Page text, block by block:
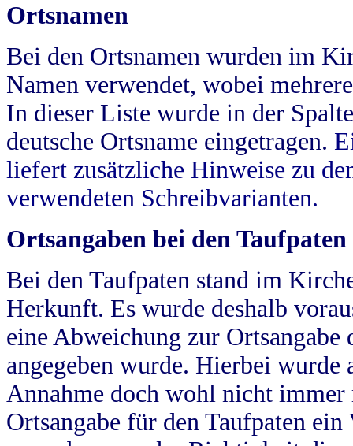
Ortsnamen
Bei den Ortsnamen wurden im
Namen verwendet, wobei
In dieser Liste wurde in der
deutsche Ortsname eingetragen.
liefert zusätzliche Hinweise zu
verwendeten Schreibvarianten.
Ortsangaben bei den Taufpaten
Bei den Taufpaten stand im
Herkunft. Es wurde deshalb
eine Abweichung zur
angegeben wurde. Hierbei wurde
Annahme doch wohl nicht
Ortsangabe für den Taufpaten